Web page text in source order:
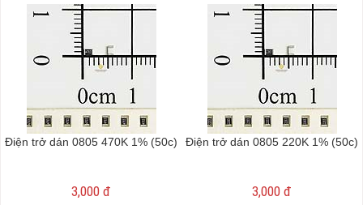
Điện trở dán 0805 470K 1% (50c)
3,000 đ
Điện trở dán 0805 220K 1% (50c)
3,000 đ